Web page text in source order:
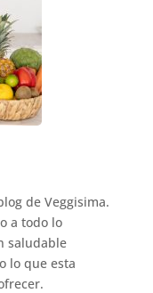
de Veggisima.
a todo lo
saludable
lo que esta